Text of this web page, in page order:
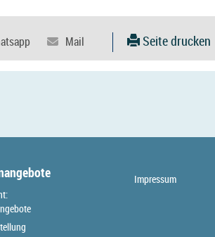
Seite drucken
Impressum